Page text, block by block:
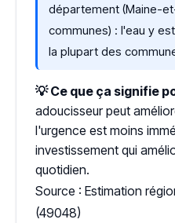
département (Maine-
communes) : l'eau y
la plupart des
💡 Ce que ça signifie
adoucisseur peut
l'urgence est moins
investissement qui
quotidien.
Source : Estimation
(49048)